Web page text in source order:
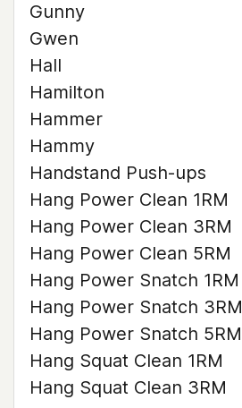
Gunny
Gwen
Hall
Hamilton
Hammer
Hammy
Handstand Push-ups
Hang Power Clean 1RM
Hang Power Clean 3RM
Hang Power Clean 5RM
Hang Power Snatch 1RM
Hang Power Snatch 3RM
Hang Power Snatch 5RM
Hang Squat Clean 1RM
Hang Squat Clean 3RM